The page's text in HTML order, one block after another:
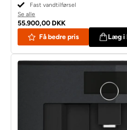
Fast vandtilførsel
Se alle
55.900,00 DKK
Få bedre pris
Læg i